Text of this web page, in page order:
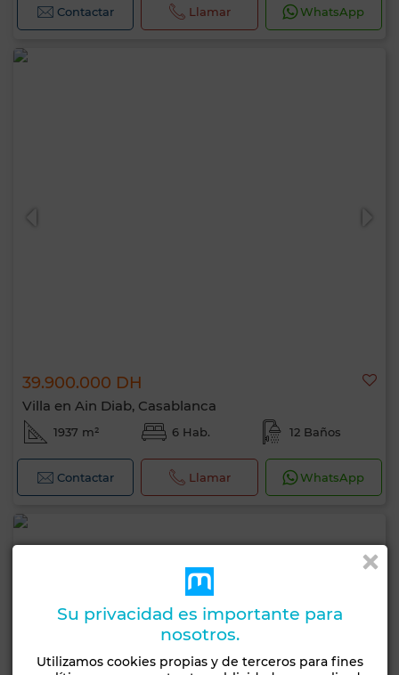
Contactar Llamar WhatsApp
39.900.000 DH
Villa en Ain Diab, Casablanca
1937 m² 6 Hab. 12 Baños
Contactar Llamar WhatsApp
Su privacidad es importante para
nosotros.
Utilizamos cookies propias y de terceros para fines